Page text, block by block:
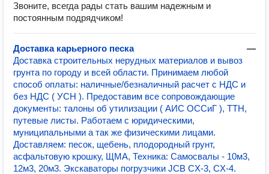
Звоните, всегда рады стать вашим надежным и
постоянным подрядчиком!
Доставка карьерного песка
—
Доставка строительных нерудных материалов и вывоз
грунта по городу и всей области. Принимаем любой
способ оплаты: наличные/безналичный расчет с НДС и
без НДС ( УСН ). Предоставим все сопровождающие
документы: талоны об утилизации ( АИС ОССиГ ), ТТН,
путевые листы. Работаем с юридическими,
муниципальными а так же физическими лицами.
Доставляем: песок, щебень, плодородный грунт,
асфальтовую крошку, ЩМА, Техника: Самосвалы - 10м3,
12м3, 20м3. Экскаваторы погрузчики JCB CX-3, CX-4.